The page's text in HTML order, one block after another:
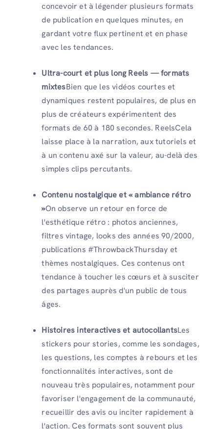
concevoir et à légender plusieurs formats
de publication en quelques minutes, en
gardant votre flux pertinent et en phase
avec les tendances.
Ultra-court et plus long Reels — formats
mixtesBien que les vidéos courtes et
dynamiques restent populaires, de plus en
plus de créateurs expérimentent des
formats de 60 à 180 secondes. ReelsCela
laisse place à la narration, aux tutoriels et
à un contenu axé sur la valeur, au-delà des
simples clips percutants.
Contenu nostalgique et « ambiance rétro
»On observe un retour en force de
l'esthétique rétro : photos anciennes,
filtres vintage, looks des années 90/2000,
publications #ThrowbackThursday et
thèmes nostalgiques. Ces contenus ont
tendance à toucher les cœurs et à susciter
des partages auprès d'un public de tous
âges.
Histoires interactives et autocollantsLes
stickers pour stories, comme les sondages,
les questions, les comptes à rebours et les
fonctionnalités interactives, sont de
nouveau très populaires, notamment pour
favoriser l'engagement de la communauté,
recueillir des avis ou inciter rapidement à
l'action. Ces formats sont souvent plus